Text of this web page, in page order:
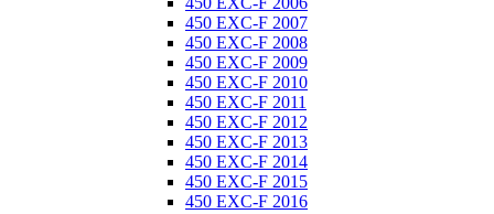
450 EXC-F 2007
450 EXC-F 2008
450 EXC-F 2009
450 EXC-F 2010
450 EXC-F 2011
450 EXC-F 2012
450 EXC-F 2013
450 EXC-F 2014
450 EXC-F 2015
450 EXC-F 2016